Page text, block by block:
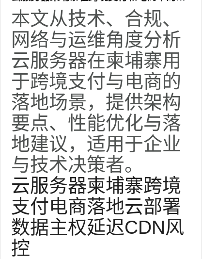
地场景分析
本文从技术、合规、
网络与运维角度分析
云服务器在柬埔寨用
于跨境支付与电商的
落地场景，提供架构
要点、性能优化与落
地建议，适用于企业
与技术决策者。
云服务器柬埔寨跨境
支付电商落地云部署
数据主权延迟CDN风
控